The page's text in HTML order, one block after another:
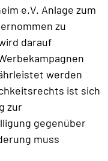
e.V. Anlage zum
zu
darauf
werden
ist sich
zur
gegenüber
muss